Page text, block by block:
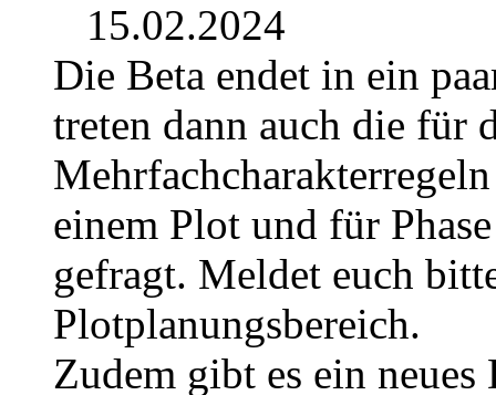
15.02.2024
Die Beta endet in ein
treten dann auch die für
einem Plot und für
gefragt. Meldet euch
Plotplanungsbereich.
Zudem gibt es ein